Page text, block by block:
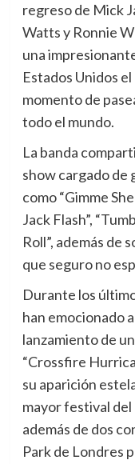
regreso de Mick
Watts y Ronnie
una
Estados Unidos
momento de
todo el mundo.
La banda
show cargado de
como “Gimme
Jack Flash”,
Roll”, además de
que seguro no
Durante los
han emocionado
lanzamiento de
“Crossfire
su aparición
mayor festival
además de dos
Park de Londres